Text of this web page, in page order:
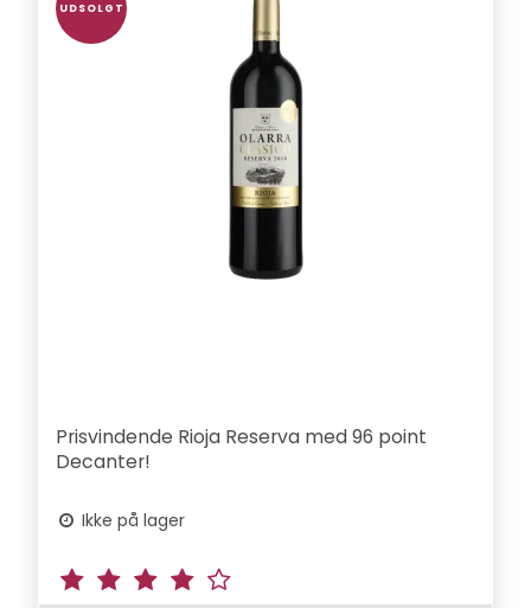
UDSOLGT
Prisvindende Rioja Reserva med 96 point
Decanter!
Ikke på lager